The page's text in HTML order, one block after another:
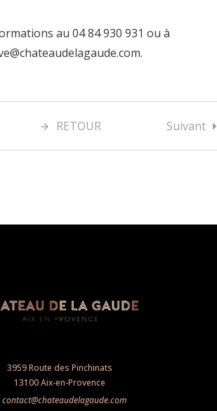
au 04 84 930 931 ou à
RETOUR Suivant
3959 Route des Pinchinats
13100 Aix-en-Provence
contact@chateaudelagaude.com